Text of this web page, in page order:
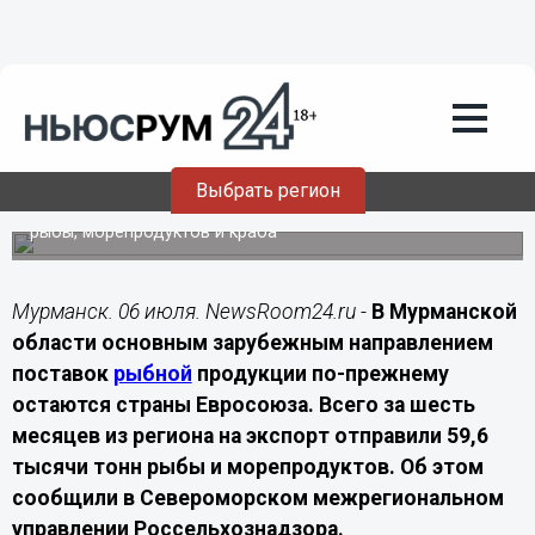
Выбрать регион
Евросоюз остается главным
покупателем рыбы из Мурманской
области
За полгода из региона отправили почти 60 тысяч тонн
рыбы, морепродуктов и краба
Мурманск. 06 июля. NewsRoom24.ru - В Мурманской
области основным зарубежным направлением
поставок рыбной продукции по-прежнему
остаются страны Евросоюза. Всего за шесть
месяцев из региона на экспорт отправили 59,6
тысячи тонн рыбы и морепродуктов. Об этом
сообщили в Североморском межрегиональном
управлении Россельхознадзора.